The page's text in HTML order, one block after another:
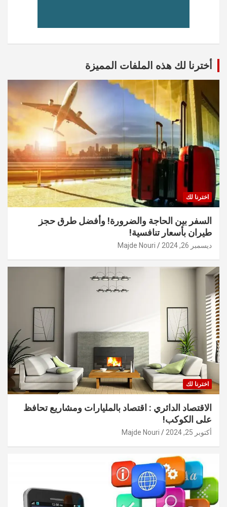
أخترنا لك هذه الملفات المميزة
اخترنا لك
السفر بين الحاجة والضرورة! وأفضل طرق حجز
طيران بأسعار تنافسية!
ديسمبر 26, 2024 Majde Nouri
اخترنا لك
الاقتصاد الدائري : اقتصاد بالمليارات ومشاريع تحافظ
على الكوكب!
أكتوبر 25, 2024 Majde Nouri